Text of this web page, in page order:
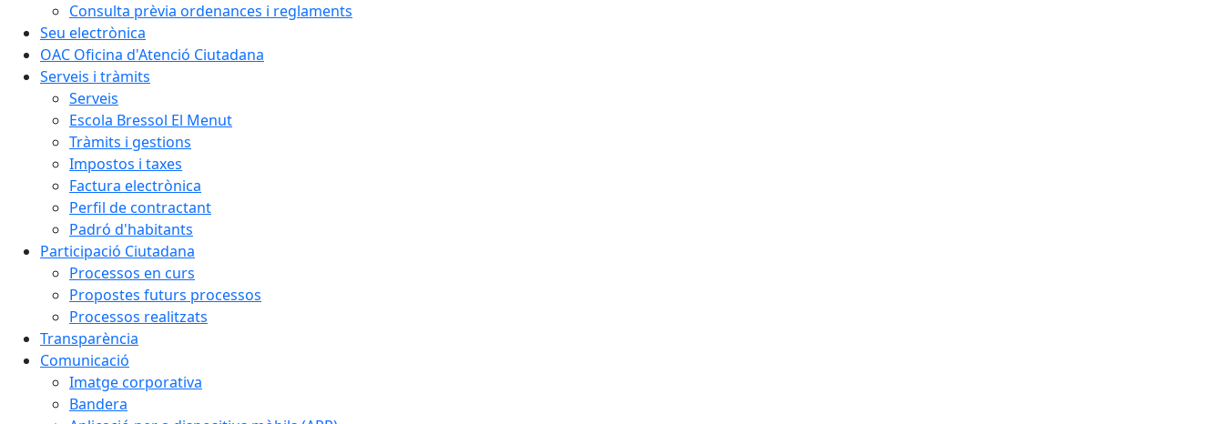
Consulta prèvia ordenances i reglaments
Seu electrònica
OAC Oficina d'Atenció Ciutadana
Serveis i tràmits
Serveis
Escola Bressol El Menut
Tràmits i gestions
Impostos i taxes
Factura electrònica
Perfil de contractant
Padró d'habitants
Participació Ciutadana
Processos en curs
Propostes futurs processos
Processos realitzats
Transparència
Comunicació
Imatge corporativa
Bandera